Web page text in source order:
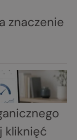
znaczenie
kliknięć